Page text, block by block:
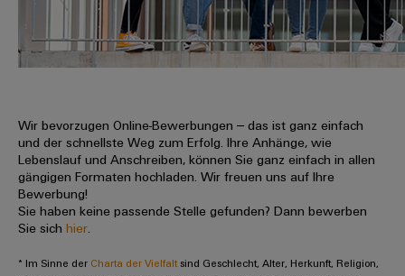
erlebbar
werden.
Datencenter
Produkte
für
Rechenzentren
–
effizient,
zuverlässig,
skalierbar
Energiespeicher
Anschlusstechnologie
DC-
u-
OS
Edge
Computing
Industrial
5G
Leiterplattenklemmen
Gehäusesysteme
komponenten
Kabeleinführungssysteme
und
-
komponenten
Anschlussleitungen,
Fast
Delivery
Beratung
und
digitale
Planung
easyConnect
uns
Promotionfahrzeug
Distribution
Info
für
unsere
Partner
Weidmüller
Zahlen
Unser
Vorstand
Nachhaltigkeit
Academy
Karriere
Stellen
für
Berufserfahrene
Für
Studierende
Werkstudententätigkeiten
Praktika
Wir bevorzugen Online-Bewerbungen – das ist ganz einfach
und der schnellste Weg zum Erfolg. Ihre Anhänge, wie
Lebenslauf und Anschreiben, können Sie ganz einfach in allen
gängigen Formaten hochladen. Wir freuen uns auf Ihre
Bewerbung!
Sie haben keine passende Stelle gefunden? Dann bewerben
Sie sichhier
* Im Sinne der Charta der Vielfalt sind Geschlecht, Alter, Herkunft, Religion,